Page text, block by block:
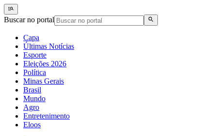
Buscar no portal
Capa
Últimas Notícias
Esporte
Eleições 2026
Política
Minas Gerais
Brasil
Mundo
Agro
Entretenimento
Eloos